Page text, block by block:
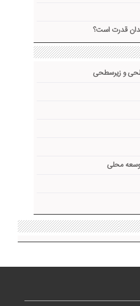
قدرت است؟
و زیرسطحی
محلی